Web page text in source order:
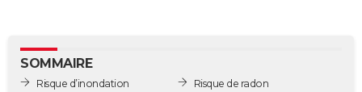
GUIDES D'ACHAT
BONS PLANS
SOMMAIRE
Risque d’inondation
Risque de radon